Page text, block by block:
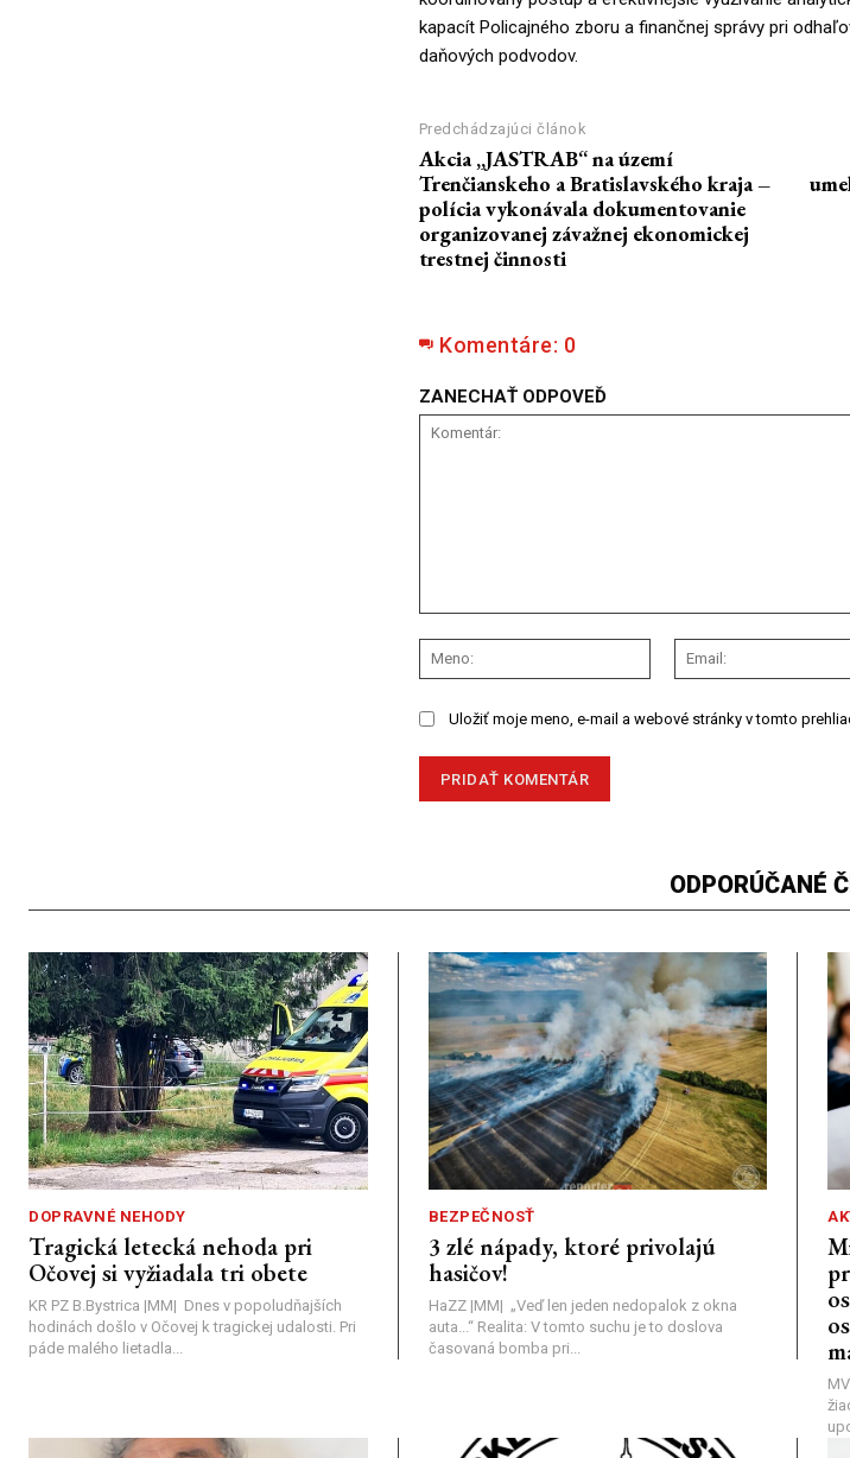
kapacít Policajného zboru a finančnej správy pri
daňových podvodov.
Predchádzajúci článok
Akcia „JASTRAB“ na území
Trenčianskeho a Bratislavského kraja –
polícia vykonávala dokumentovanie
organizovanej závažnej ekonomickej
trestnej činnosti
Komentáre: 0
ZANECHAŤ ODPOVEĎ
Meno:
Uložiť moje meno, e-mail a webové stránky v tomto
ODPORÚČANÉ
DOPRAVNÉ NEHODY
Tragická letecká nehoda pri
Očovej si vyžiadala tri obete
KR PZ B.Bystrica |MM| Dnes v popoludňajších
hodinách došlo v Očovej k tragickej udalosti. Pri
páde malého lietadla...
BEZPEČNOSŤ
3 zlé nápady, ktoré privolajú
hasičov!
HaZZ |MM| ​„Veď len jeden nedopalok z okna
auta...“ ​Realita: V tomto suchu je to doslova
časovaná bomba pri...